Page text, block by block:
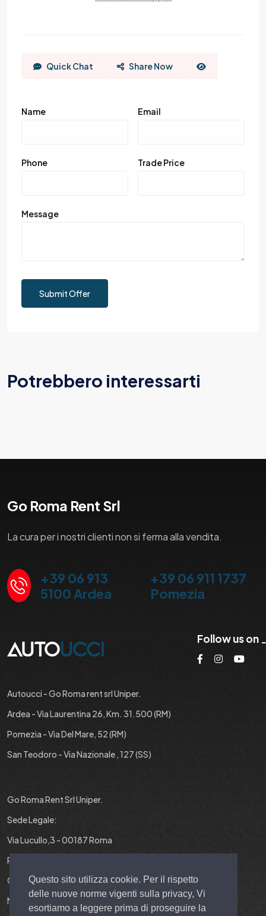
Questo sito utilizza cookie. Per il rispetto
delle nuove norme vigenti sulla privacy, Vi
esortiamo a leggere prima di proseguire la
Quick Chat Share Now
Name Email
Phone Trade Price
Message
Submit Offer
Potrebbero interessarti
Go Roma Rent Srl
La cura per i nostri clienti non si ferma alla vendita.
+39 06 913
5100 Ardea
+39 06 911 1737
Pomezia
Follow us on
Autoucci - Go Roma rent srl Uniper.
Ardea - Via Laurentina 26, Km. 31.500 (RM)
Pomezia - Via Del Mare, 52 (RM)
San Teodoro - Via Nazionale , 127 (SS)
Go Roma Rent Srl Uniper.
Sede Legale:
Via Lucullo,3 - 00187 Roma
P.IVA : 12829431001
Cap. Soc. : 10.000 EURO I.V.
N° REA : RM-1403299